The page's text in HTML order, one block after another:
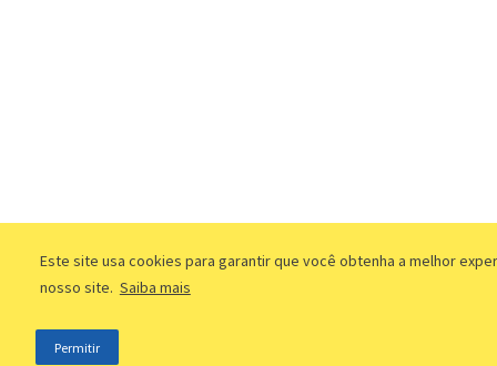
Este site usa cookies para garantir que você obtenha a melhor
nosso site. Saiba mais
Permitir